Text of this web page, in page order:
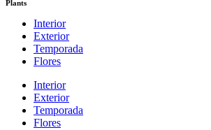
Plants
Interior
Exterior
Temporada
Flores
Interior
Exterior
Temporada
Flores